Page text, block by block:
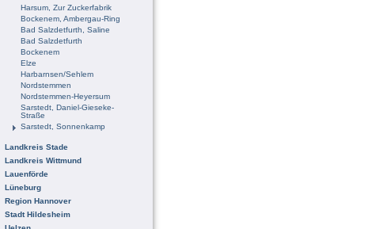
Harsum, Zur Zuckerfabrik
Bockenem, Ambergau-Ring
Bad Salzdetfurth, Saline
Bad Salzdetfurth
Bockenem
Elze
Harbarnsen/Sehlem
Nordstemmen
Nordstemmen-Heyersum
Sarstedt, Daniel-Gieseke-
Straße
Sarstedt, Sonnenkamp
Landkreis Stade
Landkreis Wittmund
Lauenförde
Lüneburg
Region Hannover
Stadt Hildesheim